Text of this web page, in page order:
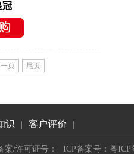
冠
页 尾页
识 客户评价
案/许可证号：
ICP备案号：粤ICP